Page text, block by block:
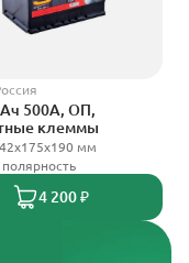
500А, ОП,
клеммы
мм
4 200 ₽